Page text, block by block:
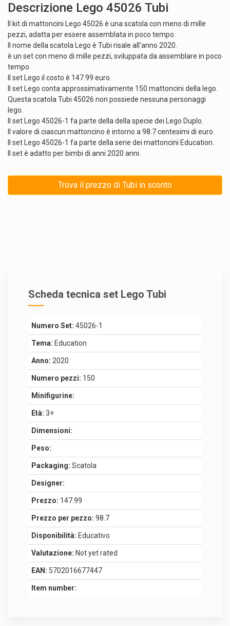
Descrizione Lego 45026 Tubi
Il kit di mattoncini Lego 45026 è una scatola con meno di mille
pezzi, adatta per essere assemblata in poco tempo.
Il nome della scatola Lego è Tubi risale all'anno 2020.
è un set con meno di mille pezzi, sviluppata da assemblare in poco
tempo.
Il set Lego il costo è 147.99 euro.
Il set Lego conta approssimativamente 150 mattoncini della lego.
Questa scatola Tubi 45026 non possiede nessuna personaggi
lego.
Il set Lego 45026-1 fa parte della della specie dei Lego Duplo.
Il valore di ciascun mattoncino è intorno a 98.7 centesimi di euro.
Il set Lego 45026-1 fa parte della serie dei mattoncini Education.
Il set è adatto per bimbi di anni 2020 anni.
Trova il prezzo di Tubi in sconto
Scheda tecnica set Lego Tubi
Numero Set: 45026-1
Tema: Education
Anno: 2020
Numero pezzi: 150
Minifigurine:
Età: 3+
Dimensioni:
Peso:
Packaging: Scatola
Designer:
Prezzo: 147.99
Prezzo per pezzo: 98.7
Disponibilità: Educativo
Valutazione: Not yet rated
EAN: 5702016677447
Item number: